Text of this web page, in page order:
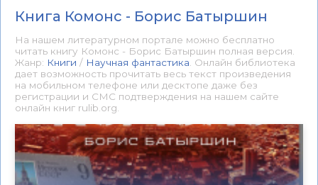
Книга Комонс - Борис Батыршин
На нашем литературном портале можно бесплатно
читать книгу Комонс - Борис Батыршин полная версия.
Жанр: Книги / Научная фантастика . Онлайн библиотека
дает возможность прочитать весь текст произведения
на мобильном телефоне или десктопе даже без
регистрации и СМС подтверждения на нашем сайте
онлайн книг rulib.org.